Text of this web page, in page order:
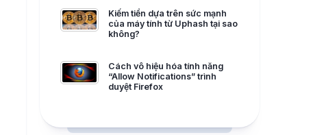
Kiếm tiền dựa trên sức mạnh
của máy tính từ Uphash tại sao
không?
Cách vô hiệu hóa tính năng
“Allow Notifications” trình
duyệt Firefox